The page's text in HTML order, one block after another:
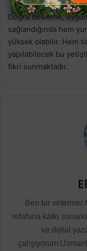
Doğru besleme,
sağlandığında hem
yüksek olabilir. Hem
yapılabilecek bu
fikri sunmaktadır.
Ben bir veteriner
refahına katkı
ve dijital